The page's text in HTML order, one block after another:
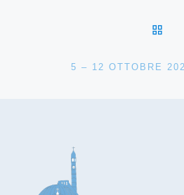
5 – 12 OTTOBRE